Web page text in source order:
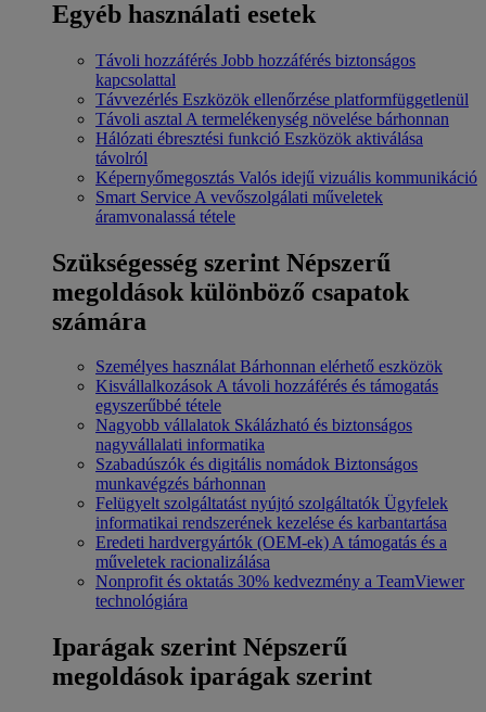
Egyéb használati esetek
Távoli hozzáférés Jobb hozzáférés biztonságos
kapcsolattal
Távvezérlés Eszközök ellenőrzése platformfüggetlenül
Távoli asztal A termelékenység növelése bárhonnan
Hálózati ébresztési funkció Eszközök aktiválása
távolról
Képernyőmegosztás Valós idejű vizuális kommunikáció
Smart Service A vevőszolgálati műveletek
áramvonalassá tétele
Szükségesség szerint Népszerű
megoldások különböző csapatok
számára
Személyes használat Bárhonnan elérhető eszközök
KisvállalkozásokA távoli hozzáférés és támogatás
egyszerűbbé tétele
Nagyobb vállalatok Skálázható és biztonságos
nagyvállalati informatika
Szabadúszók és digitális nomádok Biztonságos
munkavégzés bárhonnan
Felügyelt szolgáltatást nyújtó szolgáltatók Ügyfelek
informatikai rendszerének kezelése és karbantartása
Eredeti hardvergyártók (OEM-ek)A támogatás és a
műveletek racionalizálása
Nonprofit és oktatás 30% kedvezmény a TeamViewer
technológiára
Iparágak szerint Népszerű
megoldások iparágak szerint